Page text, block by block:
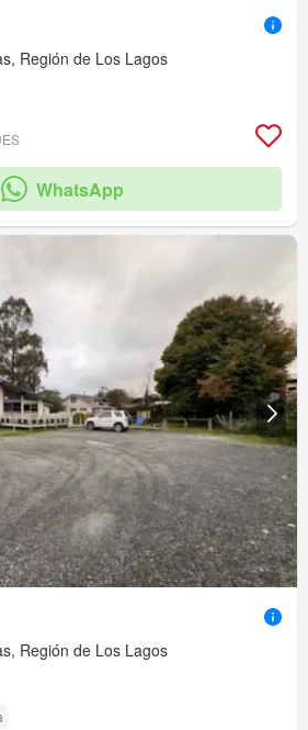
Región de Los Lagos
WhatsApp
Región de Los Lagos